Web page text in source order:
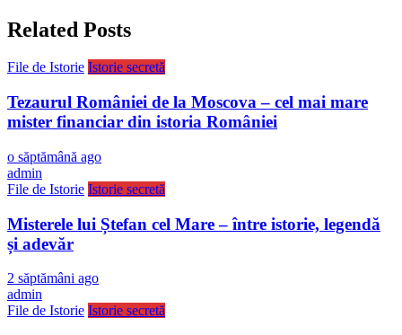
Related Posts
File de Istorie Istorie secretă
Tezaurul României de la Moscova – cel mai mare
mister financiar din istoria României
o săptămână ago
admin
File de Istorie Istorie secretă
Misterele lui Ștefan cel Mare – între istorie, legendă
și adevăr
2 săptămâni ago
admin
File de Istorie Istorie secretă